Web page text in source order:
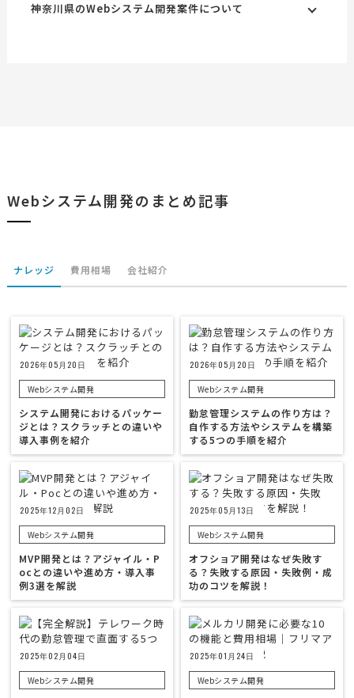
神奈川県のWebシステム開発案件について
Webシステム開発のまとめ記事
ナレッジ 費用相場 会社紹介
2026年05月20日
Webシステム開発
システム開発におけるパッケー
ジとは？スクラッチとの違いや
導入事例を紹介
2026年05月20日
Webシステム開発
勤怠管理システムの作り方は？
自作する方法やシステムを構築
する5つの手順を紹介
2025年12月02日
Webシステム開発
MVP開発とは？アジャイル・P
ocとの違いや進め方・導入事
例3選を解説
2025年05月13日
Webシステム開発
オフショア開発はなぜ失敗す
る？失敗する原因・失敗例・成
功のコツを解説！
2025年02月04日
Webシステム開発
2025年01月24日
Webシステム開発